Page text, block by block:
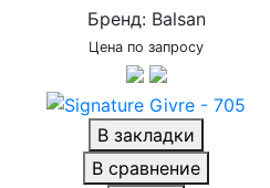
Бренд: Balsan
Цена по запросу
В закладки
В сравнение